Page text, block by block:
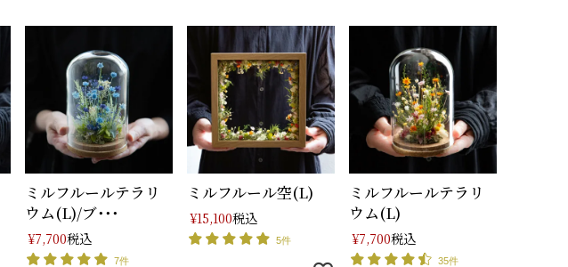
ミルフルールテラリ
ウム(L)/ブ･･･
¥7,700税込
7件
ミルフルール空(L)
¥15,100税込
5件
ミルフルールテラリ
ウム(L)
¥7,700税込
35件